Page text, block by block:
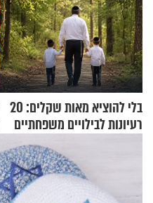
בלי להוציא מאות שקלים: 20
רעיונות לבילויים משפחתיים